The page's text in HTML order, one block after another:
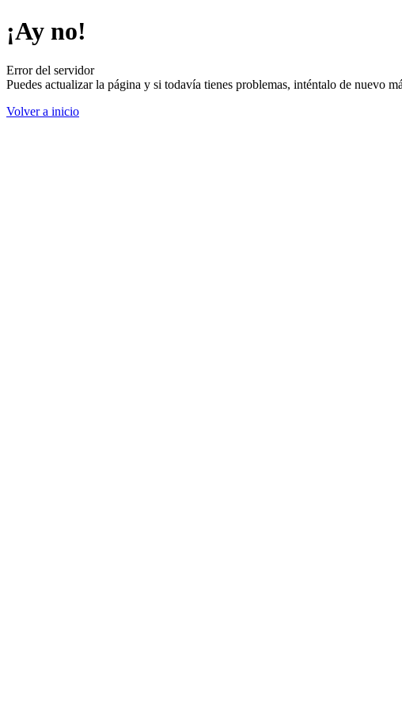
¡Ay no!
Error del servidor
Puedes actualizar la página y si todavía tienes problemas, inténtalo de nuevo
Volver a inicio